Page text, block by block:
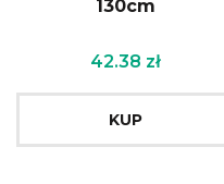
130cm
42.38 zł
KUP